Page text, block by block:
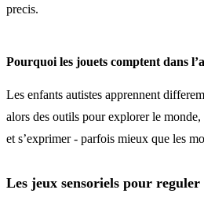
precis.
Pourquoi les jouets comptent dans
Les enfants autistes apprennent
alors des outils pour explorer le
et s’exprimer - parfois mieux que les
Les jeux sensoriels pour